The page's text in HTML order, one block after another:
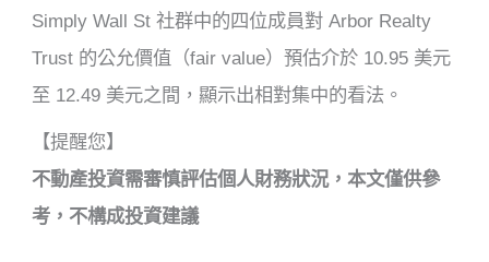
Simply Wall St 社群中的四位成員對 Arbor Realty
Trust 的公允價值（fair value）預估介於 10.95 美元
至 12.49 美元之間，顯示出相對集中的看法。
【提醒您】
不動產投資需審慎評估個人財務狀況，本文僅供參
考，不構成投資建議